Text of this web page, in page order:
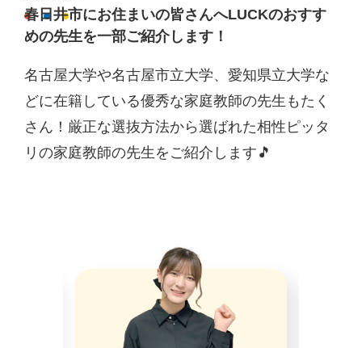
春日井市にお住まいの皆さんへLUCKのおすす
めの先生を一部ご紹介します！
名古屋大学や名古屋市立大学、愛知県立大学な
どに在籍している優秀な家庭教師の先生もたく
さん！厳正な選抜方法から選ばれた相性ピッタ
リの家庭教師の先生をご紹介します🎵